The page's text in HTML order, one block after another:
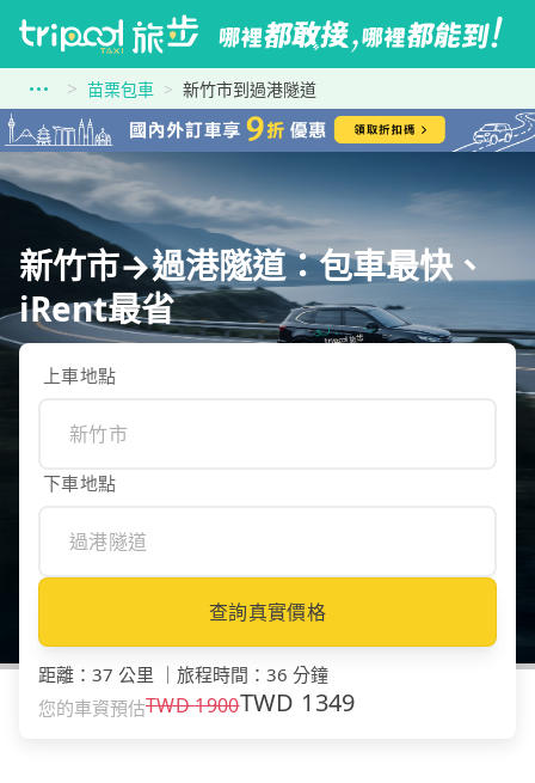
苗栗包車 新竹市到過港隧道
新竹市→過港隧道：包車最快、
iRent最省
上車地點
下車地點
查詢真實價格
距離 ： 37 公里 ｜ 旅程時間 ： 36 分鐘
您的車資預估TWD1900TWD 1349